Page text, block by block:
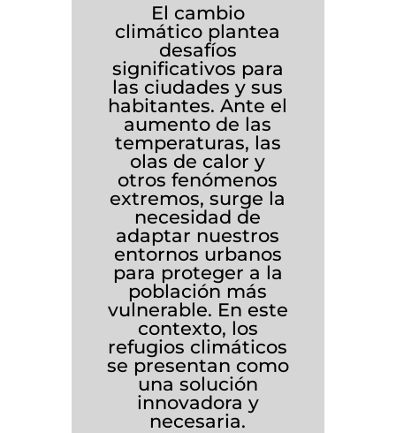
El cambio
climático plantea
desafíos
significativos para
las ciudades y sus
habitantes. Ante el
aumento de las
temperaturas, las
olas de calor y
otros fenómenos
extremos, surge la
necesidad de
adaptar nuestros
entornos urbanos
para proteger a la
población más
vulnerable. En este
contexto, los
refugios climáticos
se presentan como
una solución
innovadora y
necesaria.